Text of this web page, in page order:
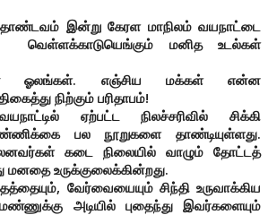
இன்று கேரள மாநிலம் வயநாட்டை
வெள்ளக்காடுயெங்கும் மனித உடல்கள்
ஓலங்கள். எஞ்சிய மக்கள் என்ன
நிற்கும் பரிதாபம்!
ஏற்பட்ட நிலச்சரிவில் சிக்கி
பல நூறுகளை தாண்டியுள்ளது.
கடை நிலையில் வாழும் தோட்டத்
உருக்குலைக்கின்றது.
வேர்வையையும் சிந்தி உருவாக்கிய
அடியில் புதைந்து இவர்களையும்